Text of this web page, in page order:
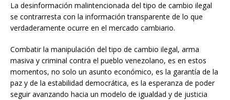
La desinformación malintencionada del tipo de cambio ilegal
se contrarresta con la información transparente de lo que
verdaderamente ocurre en el mercado cambiario.
Combatir la manipulación del tipo de cambio ilegal, arma
masiva y criminal contra el pueblo venezolano, es en estos
momentos, no solo un asunto económico, es la garantía de la
paz y de la estabilidad democrática, es la esperanza de poder
seguir avanzando hacia un modelo de igualdad y de justicia